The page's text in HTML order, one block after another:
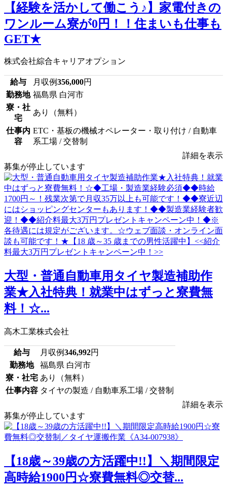
【経験を活かして働こう♪】家電付きの
ワンルーム寮が0円！！住まいも仕事も
GET★
株式会社綜合キャリアオプション
給与 月収例356,000円
勤務地 福島県 白河市
寮・社
宅
あり（無料）
仕事内
容
ETC・基板の機械オペレーター・取り付け / 自動車
系工場 / 交替制
詳細を表示
募集が停止しています
大型・普通自動車用タイヤ製造補助作
業★入社特典！就業中はずっと寮費無
料！☆...
高木工業株式会社
給与 月収例346,992円
勤務地
福島県 白河市
寮・社宅 あり（無料）
仕事内容 タイヤの製造 / 自動車系工場 / 交替制
詳細を表示
募集が停止しています
【18歳～39歳の方活躍中!!】＼期間限定
高時給1900円☆寮費無料◎交替...